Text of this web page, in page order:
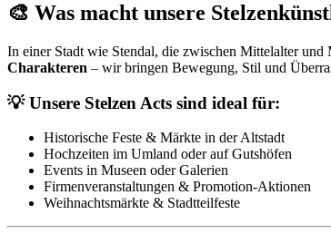
🎨 Was macht unsere
In einer Stadt wie Stendal, die zwischen Mittelalter und
Charakteren – wir bringen Bewegung, Stil und
💡 Unsere Stelzen Acts sind ideal für:
Historische Feste & Märkte in der Altstadt
Hochzeiten im Umland oder auf Gutshöfen
Events in Museen oder Galerien
Firmenveranstaltungen & Promotion-Aktionen
Weihnachtsmärkte & Stadtteilfeste